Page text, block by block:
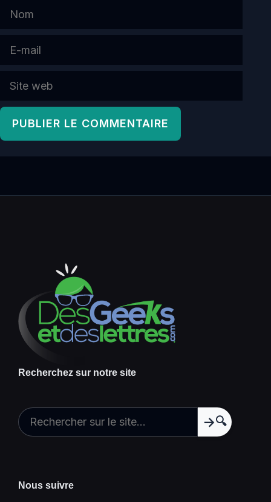
Nom
Site
Recherchez sur notre site
🔍
Nous suivre